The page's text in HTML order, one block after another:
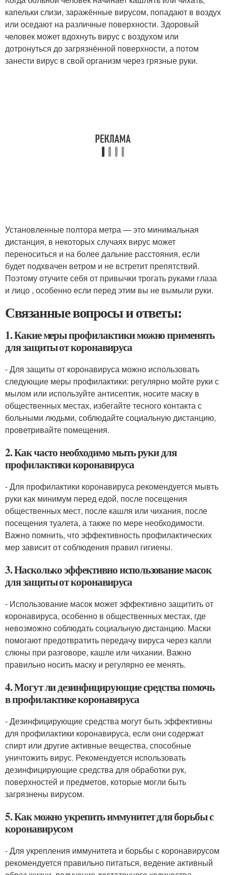
капельки слизи, заражённые вирусом, попадают в воздух
или оседают на различные поверхности. Здоровый
человек может вдохнуть вирус с воздухом или
дотронуться до загрязнённой поверхности, а потом
занести вирус в свой организм через грязные руки.
Установленные полтора метра — это минимальная
дистанция, в некоторых случаях вирус может
переноситься и на более дальние расстояния, если
будет подхвачен ветром и не встретит препятствий.
Поэтому отучите себя от привычки трогать руками глаза
и лицо , особенно если перед этим вы не вымыли руки.
Связанные вопросы и ответы:
1. Какие меры профилактики можно применять
для защиты от коронавируса
- Для защиты от коронавируса можно использовать
следующие меры профилактики: регулярно мойте руки с
мылом или используйте антисептик, носите маску в
общественных местах, избегайте тесного контакта с
больными людьми, соблюдайте социальную дистанцию,
проветривайте помещения.
2. Как часто необходимо мыть руки для
профилактики коронавируса
- Для профилактики коронавируса рекомендуется мывть
руки как минимум перед едой, после посещения
общественных мест, после кашля или чихания, после
посещения туалета, а также по мере необходимости.
Важно помнить, что эффективность профилактических
мер зависит от соблюдения правил гигиены.
3. Насколько эффективно использование масок
для защиты от коронавируса
- Использование масок может эффективно защитить от
коронавируса, особенно в общественных местах, где
невозможно соблюдать социальную дистанцию. Маски
помогают предотвратить передачу вируса через капли
слюны при разговоре, кашле или чихании. Важно
правильно носить маску и регулярно ее менять.
4. Могут ли дезинфицирующие средства помочь
в профилактике коронавируса
- Дезинфицирующие средства могут быть эффективны
для профилактики коронавируса, если они содержат
спирт или другие активные вещества, способные
уничтожить вирус. Рекомендуется использовать
дезинфицирующие средства для обработки рук,
поверхностей и предметов, которые могли быть
загрязнены вирусом.
5. Как можно укрепить иммунитет для борьбы с
коронавирусом
- Для укрепления иммунитета и борьбы с коронавирусом
рекомендуется правильно питаться, ведение активный